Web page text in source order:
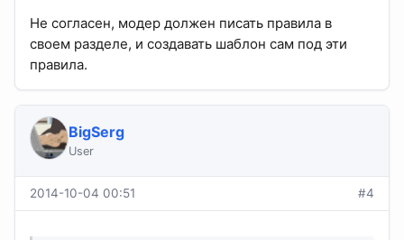
Не согласен, модер должен писать правила в
своем разделе, и создавать шаблон сам под эти
правила.
BigSerg
User
2014-10-04 00:51 #4